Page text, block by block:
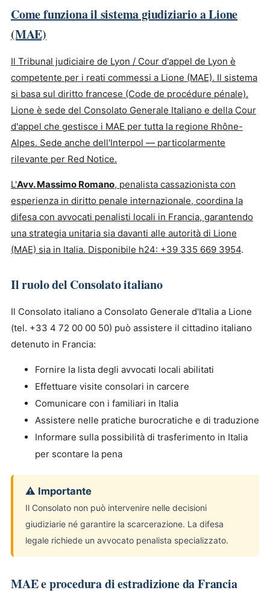
Come funziona il sistema giudiziario a Lione
(MAE)
Il Tribunal judiciaire de Lyon / Cour d'appel de Lyon è
competente per i reati commessi a Lione (MAE). Il sistema
si basa sul diritto francese (Code de procédure pénale).
Lione è sede del Consolato Generale Italiano e della Cour
d'appel che gestisce i MAE per tutta la regione Rhône-
Alpes. Sede anche dell'Interpol — particolarmente
rilevante per Red Notice.
L'Avv. Massimo Romano, penalista cassazionista con
esperienza in diritto penale internazionale, coordina la
difesa con avvocati penalisti locali in Francia, garantendo
una strategia unitaria sia davanti alle autorità di Lione
(MAE) sia in Italia. Disponibile h24: +39 335 669 3954.
Il ruolo del Consolato italiano
Il Consolato italiano a Consolato Generale d'Italia a Lione
(tel. +33 4 72 00 00 50) può assistere il cittadino italiano
detenuto in Francia:
Fornire la lista degli avvocati locali abilitati
Effettuare visite consolari in carcere
Comunicare con i familiari in Italia
Assistere nelle pratiche burocratiche e di traduzione
Informare sulla possibilità di trasferimento in Italia
per scontare la pena
⚠ Importante
Il Consolato non può intervenire nelle decisioni
giudiziarie né garantire la scarcerazione. La difesa
legale richiede un avvocato penalista specializzato.
MAE e procedura di estradizione da Francia